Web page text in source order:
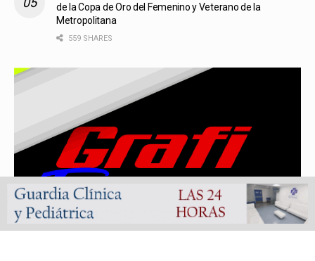
de la Copa de Oro del Femenino y Veterano de la
Metropolitana
559 SHARES